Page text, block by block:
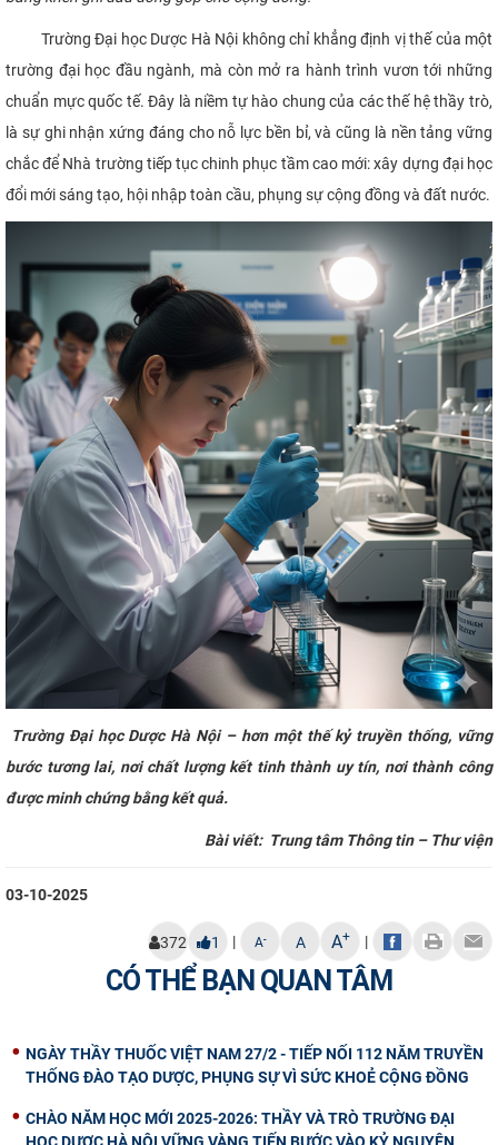
Trường Đại học Dược Hà Nội không chỉ khẳng định vị thế của một
trường đại học đầu ngành, mà còn mở ra hành trình vươn tới những
chuẩn mực quốc tế. Đây là niềm tự hào chung của các thế hệ thầy trò,
là sự ghi nhận xứng đáng cho nỗ lực bền bỉ, và cũng là nền tảng vững
chắc để Nhà trường tiếp tục chinh phục tầm cao mới: xây dựng đại học
đổi mới sáng tạo, hội nhập toàn cầu, phụng sự cộng đồng và đất nước.
Trường Đại học Dược Hà Nội – hơn một thế kỷ truyền thống, vững
bước tương lai, nơi chất lượng kết tinh thành uy tín, nơi thành công
được minh chứng bằng kết quả.
Bài viết: Trung tâm Thông tin – Thư viện
03-10-2025
372 1 | A- A A+ |
CÓ THỂ BẠN QUAN TÂM
NGÀY THẦY THUỐC VIỆT NAM 27/2 - TIẾP NỐI 112 NĂM TRUYỀN
THỐNG ĐÀO TẠO DƯỢC, PHỤNG SỰ VÌ SỨC KHOẺ CỘNG ĐỒNG
CHÀO NĂM HỌC MỚI 2025-2026: THẦY VÀ TRÒ TRƯỜNG ĐẠI